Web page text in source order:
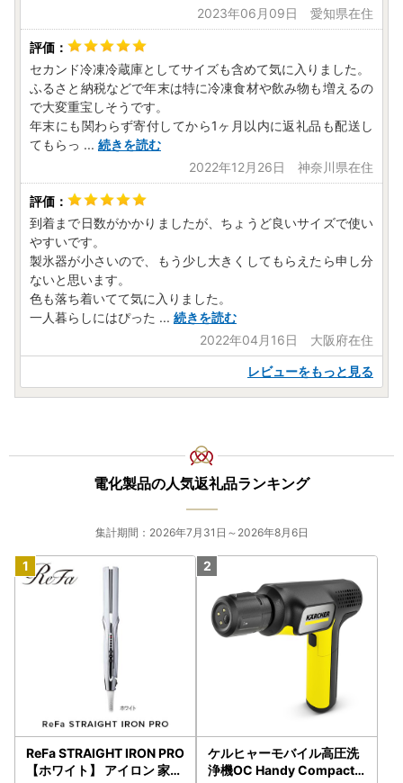
2023年06月09日 愛知県在住
セカンド冷凍冷蔵庫としてサイズも含めて気に入りました。
ふるさと納税などで年末は特に冷凍食材や飲み物も増えるの
で大変重宝しそうです。
年末にも関わらず寄付してから1ヶ月以内に返礼品も配送し
てもらっ ... 続きを読む
2022年12月26日 神奈川県在住
到着まで日数がかかりましたが、ちょうど良いサイズで使い
やすいです。
製氷器が小さいので、もう少し大きくしてもらえたら申し分
ないと思います。
色も落ち着いてて気に入りました。
一人暮らしにはぴった ... 続きを読む
2022年04月16日 大阪府在住
レビューをもっと見る
電化製品の人気返礼品ランキング
集計期間：2026年7月31日～2026年8月6日
ReFa STRAIGHT IRON PRO
【ホワイト】 アイロン 家電
ケルヒャーモバイル高圧洗
浄機OC Handy Compact